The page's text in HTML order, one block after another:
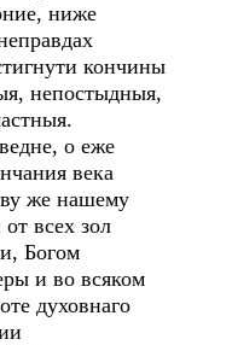
ниже
кончины
непостыдныя,
о еже
века
же нашему
всех зол
Богом
и во всяком
духовнаго